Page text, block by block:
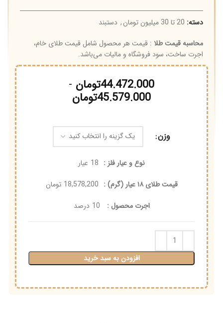
دسته: 20 تا 30 میلیون تومان , دستبند
محاسبه قیمت طلا : قیمت هر محصول شامل قیمت طلای خام،
اجرت ساخت، سود فروشگاه و مالیات می‌باشد.
44.472.000تومان -
45.579.000تومان
وزن
نوع و عیار فلز : 18 عیار
قیمت طلای ۱۸ عیار (گرم) :
18,578,200 تومان
اجرت محصول :
10 درصد
افزودن به سبد خرید